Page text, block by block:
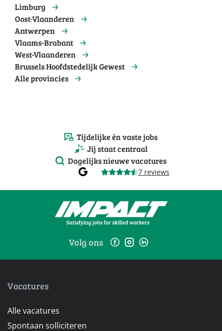
Limburg
Oost-Vlaanderen
Antwerpen
Vlaams-Brabant
West-Vlaanderen
Brussels Hoofdstedelijk Gewest
Alle provincies
Tijdelijke én vaste jobs
Jij staat centraal
Dagelijks nieuwe vacatures
7 reviews
Volg ons
Vacatures
Alle vacatures
Spontaan solliciteren